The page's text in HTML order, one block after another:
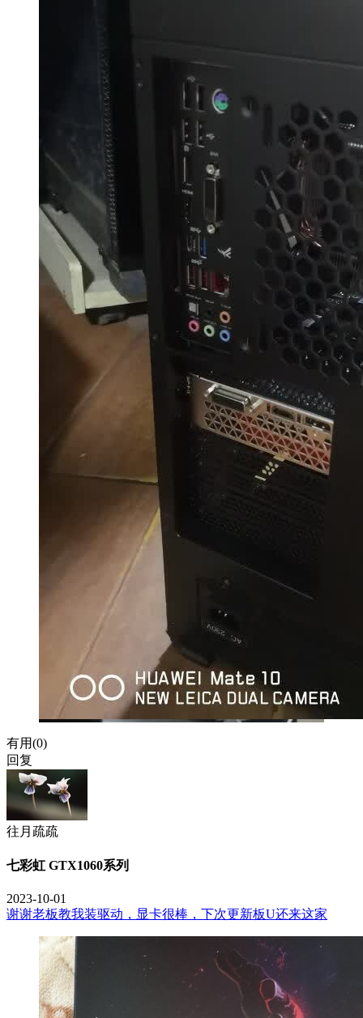
有用(0)
回复
往月疏疏
七彩虹 GTX1060系列
2023-10-01
谢谢老板教我装驱动，显卡很棒，下次更新板U还来这家